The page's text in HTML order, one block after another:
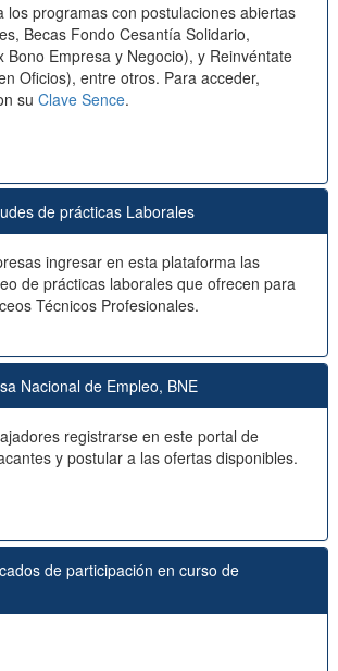
los programas con postulaciones abiertas
Becas Fondo Cesantía Solidario,
Bono Empresa y Negocio), y Reinvéntate
Oficios), entre otros. Para acceder,
su Clave Sence.
de prácticas Laborales
ingresar en esta plataforma las
de prácticas laborales que ofrecen para
Técnicos Profesionales.
Nacional de Empleo, BNE
registrarse en este portal de
y postular a las ofertas disponibles.
de participación en curso de